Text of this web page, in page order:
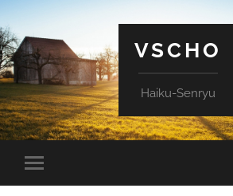
VSCHO
Haiku-Senryu
Mobile-
Menü